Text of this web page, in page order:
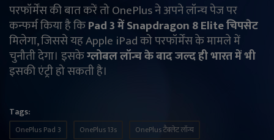
परफॉर्मेंस की बात करें तो OnePlus ने अपने लॉन्च पेज पर
कन्फर्म किया है किPad 3 में Snapdragon 8 Elite चिपसेट
मिलेगा, जिससे यह Apple iPad को परफॉर्मेंस के मामले में
चुनौती देगा। इसकेग्लोबल लॉन्च के बाद जल्द ही भारत में भी
इसकी एंट्री हो सकती है।
Tags:
OnePlus Pad 3 OnePlus 13s
OnePlus टैबलेट लॉन्च